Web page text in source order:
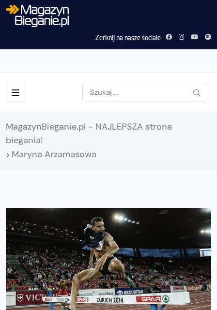
Zerknij na nasze sociale
MagazynBieganie.pl - NAJLEPSZA strona
biegania!
> Maryna Arzamasowa